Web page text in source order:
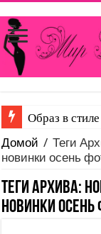
Образ в
Домой / Теги
новинки осень
Теги Архива:
новинки осень